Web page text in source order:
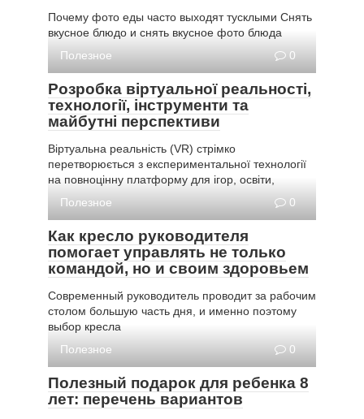
Почему фото еды часто выходят тусклыми Снять
вкусное блюдо и снять вкусное фото блюда
Полезное
0
Розробка віртуальної реальності,
технології, інструменти та
майбутні перспективи
Віртуальна реальність (VR) стрімко
перетворюється з експериментальної технології
на повноцінну платформу для ігор, освіти,
Полезное
0
Как кресло руководителя
помогает управлять не только
командой, но и своим здоровьем
Современный руководитель проводит за рабочим
столом большую часть дня, и именно поэтому
выбор кресла
Полезное
0
Полезный подарок для ребенка 8
лет: перечень вариантов